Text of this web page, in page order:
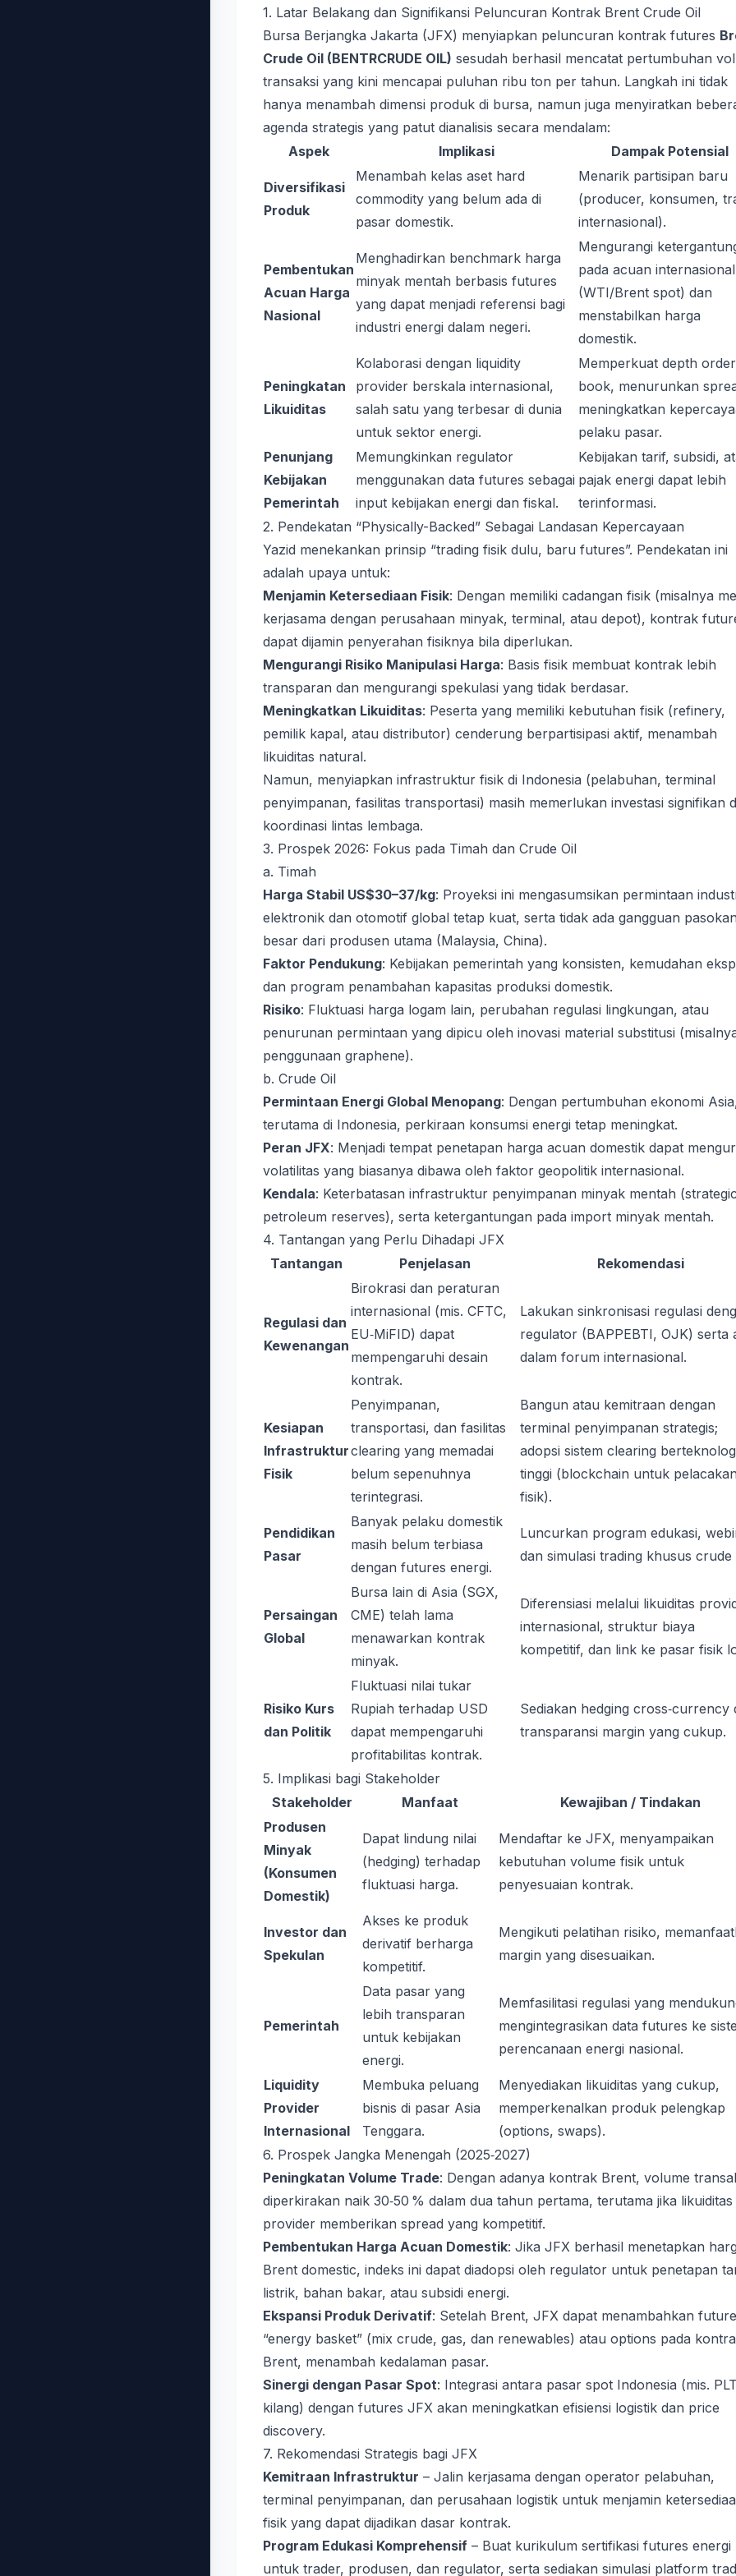
1. Latar Belakang dan Signifikansi Peluncuran Kontrak Brent Crude Oil
Bursa Berjangka Jakarta (JFX) menyiapkan peluncuran kontrak futures
Crude Oil (BENTRCRUDE OIL) sesudah berhasil mencatat pertumbuhan
transaksi yang kini mencapai puluhan ribu ton per tahun. Langkah ini tidak
hanya menambah dimensi produk di bursa, namun juga menyiratkan
agenda strategis yang patut dianalisis secara mendalam:
Aspek
Implikasi Dampak Potensial
Diversifikasi
Produk
Menambah kelas aset hard
commodity yang belum ada di
pasar domestik.
Menarik partisipan baru
(producer, konsumen,
internasional).
Pembentukan
Acuan Harga
Nasional
Menghadirkan benchmark harga
minyak mentah berbasis futures
yang dapat menjadi referensi bagi
industri energi dalam negeri.
Mengurangi
pada acuan internasional
(WTI/Brent spot) dan
menstabilkan harga
domestik.
Peningkatan
Likuiditas
Kolaborasi dengan liquidity
provider berskala internasional,
salah satu yang terbesar di dunia
untuk sektor energi.
Memperkuat depth order
book, menurunkan
meningkatkan
pelaku pasar.
Penunjang
Kebijakan
Pemerintah
Memungkinkan regulator
menggunakan data futures sebagai
input kebijakan energi dan fiskal.
Kebijakan tarif, subsidi,
pajak energi dapat lebih
terinformasi.
2. Pendekatan “Physically-Backed” Sebagai Landasan Kepercayaan
Yazid menekankan prinsip “trading fisik dulu, baru futures”. Pendekatan ini
adalah upaya untuk:
Menjamin Ketersediaan Fisik: Dengan memiliki cadangan fisik (misalnya
kerjasama dengan perusahaan minyak, terminal, atau depot), kontrak
dapat dijamin penyerahan fisiknya bila diperlukan.
Mengurangi Risiko Manipulasi Harga: Basis fisik membuat kontrak lebih
transparan dan mengurangi spekulasi yang tidak berdasar.
Meningkatkan Likuiditas: Peserta yang memiliki kebutuhan fisik (refinery,
pemilik kapal, atau distributor) cenderung berpartisipasi aktif, menambah
likuiditas natural.
Namun, menyiapkan infrastruktur fisik di Indonesia (pelabuhan, terminal
penyimpanan, fasilitas transportasi) masih memerlukan investasi signifikan
koordinasi lintas lembaga.
3. Prospek 2026: Fokus pada Timah dan Crude Oil
a. Timah
Harga Stabil US$30–37/kg: Proyeksi ini mengasumsikan permintaan
elektronik dan otomotif global tetap kuat, serta tidak ada gangguan pasokan
besar dari produsen utama (Malaysia, China).
Faktor Pendukung: Kebijakan pemerintah yang konsisten, kemudahan
dan program penambahan kapasitas produksi domestik.
Risiko: Fluktuasi harga logam lain, perubahan regulasi lingkungan, atau
penurunan permintaan yang dipicu oleh inovasi material substitusi
penggunaan graphene).
b. Crude Oil
Permintaan Energi Global Menopang: Dengan pertumbuhan ekonomi
terutama di Indonesia, perkiraan konsumsi energi tetap meningkat.
Peran JFX: Menjadi tempat penetapan harga acuan domestik dapat
volatilitas yang biasanya dibawa oleh faktor geopolitik internasional.
Kendala: Keterbatasan infrastruktur penyimpanan minyak mentah (strategic
petroleum reserves), serta ketergantungan pada import minyak mentah.
4. Tantangan yang Perlu Dihadapi JFX
Tantangan
Penjelasan Rekomendasi
Regulasi dan
Kewenangan
Birokrasi dan peraturan
internasional (mis. CFTC,
EU‑MiFID) dapat
mempengaruhi desain
kontrak.
Lakukan sinkronisasi regulasi
regulator (BAPPEBTI, OJK) serta
dalam forum internasional.
Kesiapan
Infrastruktur
Fisik
Penyimpanan,
transportasi, dan fasilitas
clearing yang memadai
belum sepenuhnya
terintegrasi.
Bangun atau kemitraan dengan
terminal penyimpanan strategis;
adopsi sistem clearing
tinggi (blockchain untuk pelacakan
fisik).
Pendidikan
Pasar
Banyak pelaku domestik
masih belum terbiasa
dengan futures energi.
Luncurkan program edukasi,
dan simulasi trading khusus crude
Persaingan
Global
Bursa lain di Asia (SGX,
CME) telah lama
menawarkan kontrak
minyak.
Diferensiasi melalui likuiditas
internasional, struktur biaya
kompetitif, dan link ke pasar fisik
Risiko Kurs
dan Politik
Fluktuasi nilai tukar
Rupiah terhadap USD
dapat mempengaruhi
profitabilitas kontrak.
Sediakan hedging cross‑currency
transparansi margin yang cukup.
5. Implikasi bagi Stakeholder
Stakeholder
Manfaat
Kewajiban / Tindakan
Produsen
Minyak
(Konsumen
Domestik)
Dapat lindung nilai
(hedging) terhadap
fluktuasi harga.
Mendaftar ke JFX, menyampaikan
kebutuhan volume fisik untuk
penyesuaian kontrak.
Investor dan
Spekulan
Akses ke produk
derivatif berharga
kompetitif.
Mengikuti pelatihan risiko,
margin yang disesuaikan.
Pemerintah
Data pasar yang
lebih transparan
untuk kebijakan
energi.
Memfasilitasi regulasi yang
mengintegrasikan data futures ke
perencanaan energi nasional.
Liquidity
Provider
Internasional
Membuka peluang
bisnis di pasar Asia
Tenggara.
Menyediakan likuiditas yang cukup,
memperkenalkan produk pelengkap
(options, swaps).
6. Prospek Jangka Menengah (2025‑2027)
Peningkatan Volume Trade: Dengan adanya kontrak Brent, volume
diperkirakan naik 30‑50 % dalam dua tahun pertama, terutama jika likuiditas
provider memberikan spread yang kompetitif.
Pembentukan Harga Acuan Domestik: Jika JFX berhasil menetapkan
Brent domestic, indeks ini dapat diadopsi oleh regulator untuk penetapan
listrik, bahan bakar, atau subsidi energi.
Ekspansi Produk Derivatif: Setelah Brent, JFX dapat menambahkan
“energy basket” (mix crude, gas, dan renewables) atau options pada
Brent, menambah kedalaman pasar.
Sinergi dengan Pasar Spot: Integrasi antara pasar spot Indonesia (mis.
kilang) dengan futures JFX akan meningkatkan efisiensi logistik dan price
discovery.
7. Rekomendasi Strategis bagi JFX
Kemitraan Infrastruktur – Jalin kerjasama dengan operator pelabuhan,
terminal penyimpanan, dan perusahaan logistik untuk menjamin
fisik yang dapat dijadikan dasar kontrak.
Program Edukasi Komprehensif – Buat kurikulum sertifikasi futures energi
untuk trader, produsen, dan regulator, serta sediakan simulasi platform